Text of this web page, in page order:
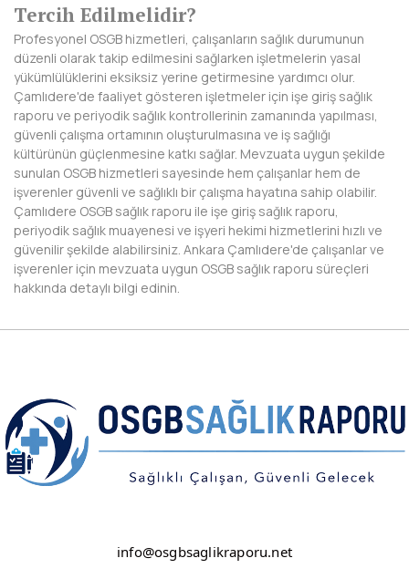
SAMSUN
SİİRT
SİNOP
SİVAS
ŞANLIURFA
ŞIRNAK
TEKİRDAĞ
TOKAT
TRABZON
UŞAK
VAN
YALOVA
Tercih Edilmelidir?
Profesyonel OSGB hizmetleri, çalışanların sağlık durumunun
düzenli olarak takip edilmesini sağlarken işletmelerin yasal
yükümlülüklerini eksiksiz yerine getirmesine yardımcı olur.
Çamlıdere'de faaliyet gösteren işletmeler için işe giriş sağlık
raporu ve periyodik sağlık kontrollerinin zamanında yapılması,
güvenli çalışma ortamının oluşturulmasına ve iş sağlığı
kültürünün güçlenmesine katkı sağlar. Mevzuata uygun şekilde
sunulan OSGB hizmetleri sayesinde hem çalışanlar hem de
işverenler güvenli ve sağlıklı bir çalışma hayatına sahip olabilir.
Çamlıdere OSGB sağlık raporu ile işe giriş sağlık raporu,
periyodik sağlık muayenesi ve işyeri hekimi hizmetlerini hızlı ve
güvenilir şekilde alabilirsiniz. Ankara Çamlıdere'de çalışanlar ve
işverenler için mevzuata uygun OSGB sağlık raporu süreçleri
hakkında detaylı bilgi edinin.
info@osgbsaglikraporu.net